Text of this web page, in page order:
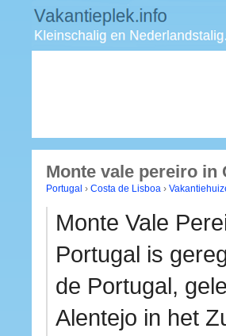
Monte vale pereiro in
Portugal › Costa de Lisboa ›
Monte Vale
Portugal is
de Portugal,
Alentejo in het